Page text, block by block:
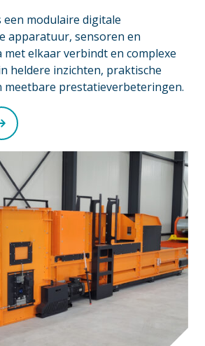
een modulaire digitale
apparatuur, sensoren en
elkaar verbindt en complexe
heldere inzichten, praktische
meetbare prestatieverbeteringen.